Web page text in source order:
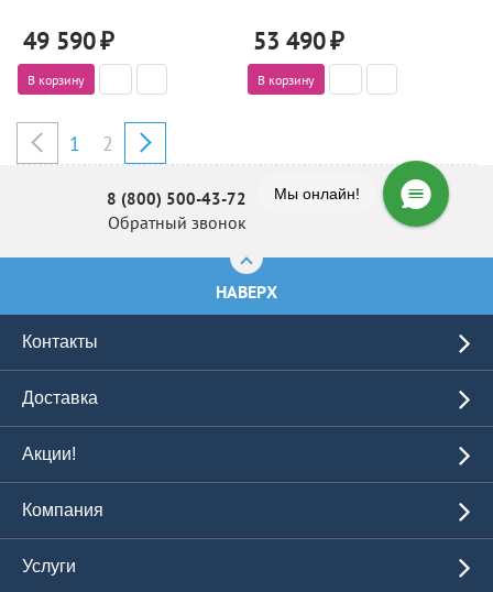
49 590₽
В корзину
53 490₽
В корзину
1 2
8 (800) 500-43-72
Обратный звонок
НАВЕРХ
Контакты
Доставка
Акции!
Компания
Услуги
Мы онлайн!